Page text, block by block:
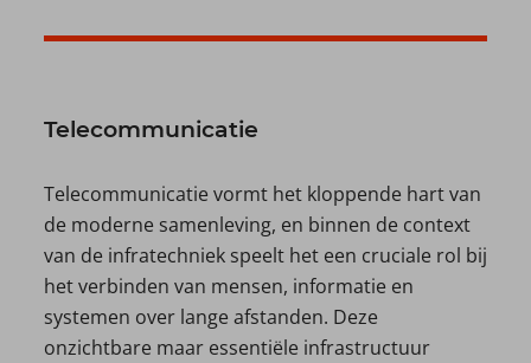
Telecommunicatie
Telecommunicatie vormt het kloppende hart van
de moderne samenleving, en binnen de context
van de infratechniek speelt het een cruciale rol bij
het verbinden van mensen, informatie en
systemen over lange afstanden. Deze
onzichtbare maar essentiële infrastructuur